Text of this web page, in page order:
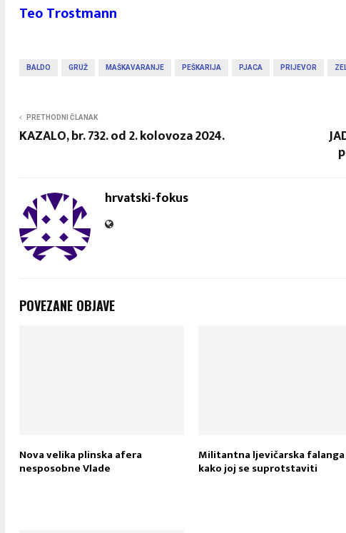
Teo Trostmann
BALDO GRUŽ MAŠKAVARANJE PEŠKARIJA PJACA PRIJEVOR
PRETHODNI ČLANAK
KAZALO, br. 732. od 2. kolovoza 2024.
hrvatski-fokus
POVEZANE OBJAVE
Nova velika plinska afera
nesposobne Vlade
Militantna ljevičarska
kako joj se suprotstaviti